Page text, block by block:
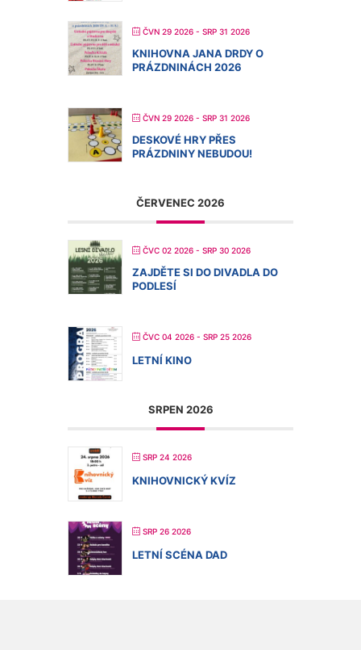
ČVN 29 2026 - SRP 31 2026
KNIHOVNA JANA DRDY O
PRÁZDNINÁCH 2026
ČVN 29 2026 - SRP 31 2026
DESKOVÉ HRY PŘES
PRÁZDNINY NEBUDOU!
ČERVENEC 2026
ČVC 02 2026 - SRP 30 2026
ZAJDĚTE SI DO DIVADLA DO
PODLESÍ
ČVC 04 2026 - SRP 25 2026
LETNÍ KINO
SRPEN 2026
SRP 24 2026
KNIHOVNICKÝ KVÍZ
SRP 26 2026
LETNÍ SCÉNA DAD